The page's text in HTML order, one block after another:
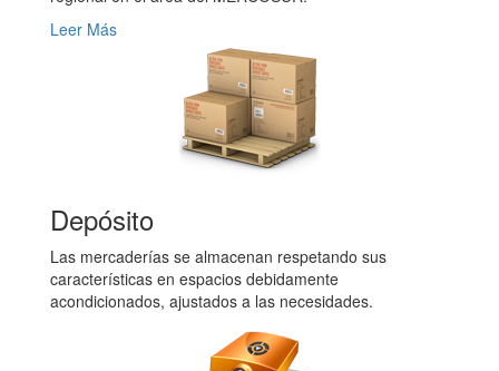
Leer Más
Depósito
Las mercaderías se almacenan respetando sus
características en espacios debidamente
acondicionados, ajustados a las necesidades.